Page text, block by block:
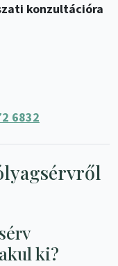
konzultációra
6832
ki?